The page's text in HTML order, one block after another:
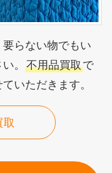
らない物でもい
。 不用品買取で
いただきます。
取